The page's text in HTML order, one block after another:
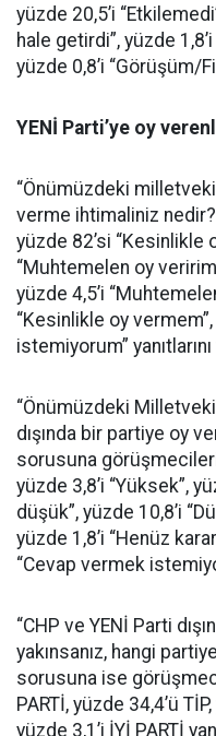
yüzde 20,5’i
hale getirdi”, yüzde
yüzde 0,8’i “Görüşüm/
YENİ Parti’ye oy
“Önümüzdeki
verme ihtimaliniz
yüzde 82’si “Kesinlikle
“Muhtemelen oy
yüzde 4,5’i
“Kesinlikle oy
istemiyorum”
“Önümüzdeki
dışında bir partiye oy
sorusuna
yüzde 3,8’i “Yüksek”,
düşük”, yüzde 10,8’i
yüzde 1,8’i “Henüz
“Cevap vermek
“CHP ve YENİ Parti
yakınsanız, hangi
sorusuna ise
PARTİ, yüzde 34,4’ü
yüzde 3,1’i İYİ PARTİ